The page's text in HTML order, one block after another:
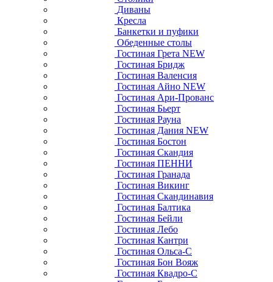
Диваны
Кресла
Банкетки и пуфики
Обеденные столы
Гостиная Грета NEW
Гостиная Бридж
Гостиная Валенсия
Гостиная Айно NEW
Гостиная Ари-Прованс
Гостиная Бьерт
Гостиная Рауна
Гостиная Дания NEW
Гостиная Бостон
Гостиная Скандия
Гостиная ПЕННИ
Гостиная Гранада
Гостиная Викинг
Гостиная Скандинавия
Гостиная Балтика
Гостиная Бейли
Гостиная Лебо
Гостиная Кантри
Гостиная Ольса-С
Гостиная Бон Вояж
Гостиная Квадро-С